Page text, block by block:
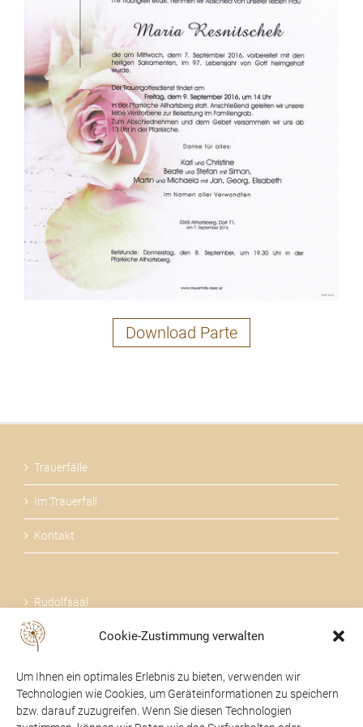
Cookie-Zustimmung verwalten
Um Ihnen ein optimales Erlebnis zu bieten, verwenden wir
Technologien wie Cookies, um Geräteinformationen zu speichern
bzw. darauf zuzugreifen. Wenn Sie diesen Technologien
Download Parte
Trauerfälle
Im Trauerfall
Kontakt
Rudolfsaal
Über uns